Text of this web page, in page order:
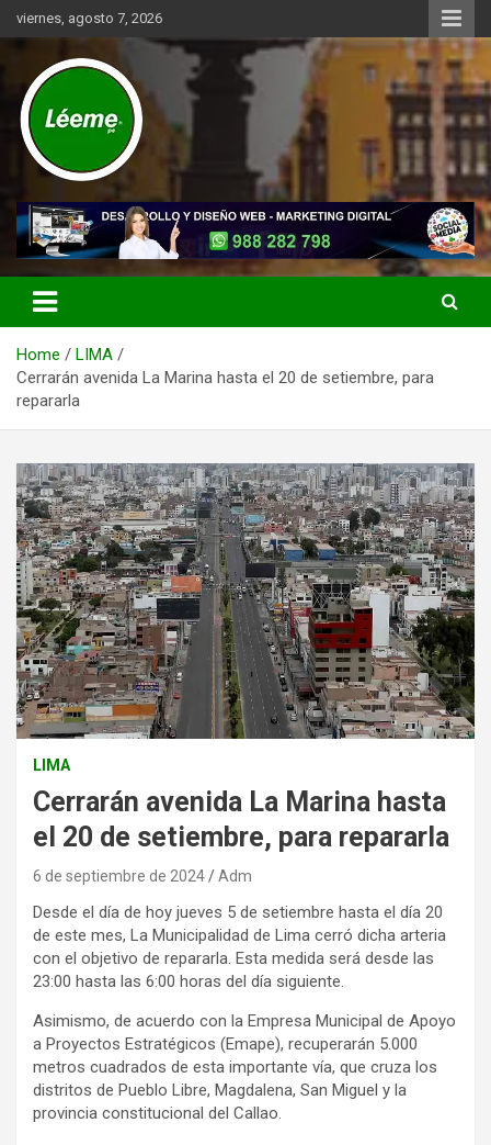
Skip
to
viernes, agosto 7, 2026
Léeme.pe
Noticias de actualidad del mundo distrital, vecinal, municipal y de
negocios a nivel de Lima Metropolitana, sin descuidar las noticias
de alcance nacional.
Home
LIMA
Cerrarán avenida La Marina hasta el 20 de setiembre, para
repararla
LIMA
Cerrarán avenida La Marina hasta
el 20 de setiembre, para repararla
6 de septiembre de 2024 Adm
Desde el día de hoy jueves 5 de setiembre hasta el día 20
de este mes, La Municipalidad de Lima cerró dicha arteria
con el objetivo de repararla. Esta medida será desde las
23:00 hasta las 6:00 horas del día siguiente.
Asimismo, de acuerdo con la Empresa Municipal de Apoyo
a Proyectos Estratégicos (Emape), recuperarán 5.000
metros cuadrados de esta importante vía, que cruza los
distritos de Pueblo Libre, Magdalena, San Miguel y la
provincia constitucional del Callao.